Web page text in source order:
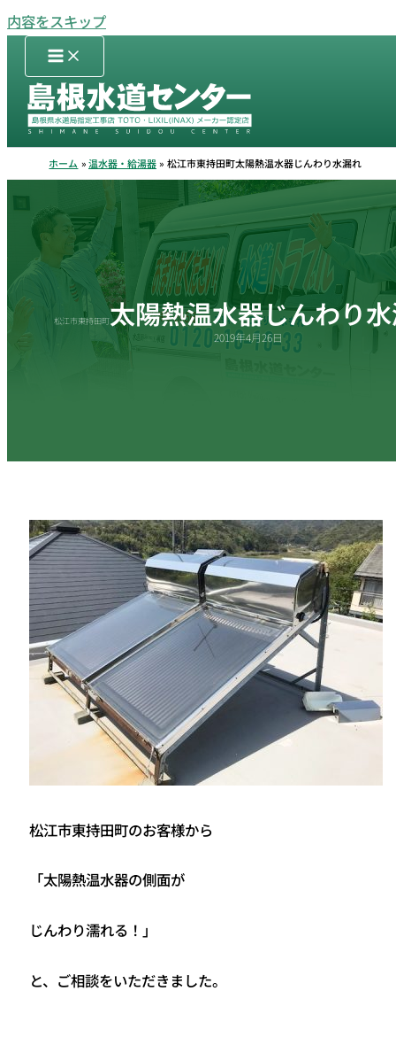
内容をスキップ
ホーム 温水器・給湯器 松江市東持田町太陽熱温水器じんわり水漏れ
松江市東持田町太陽熱温水器じんわり
2019年4月26日
松江市東持田町のお客様から
「太陽熱温水器の側面が
じんわり濡れる！」
と、ご相談をいただきました。